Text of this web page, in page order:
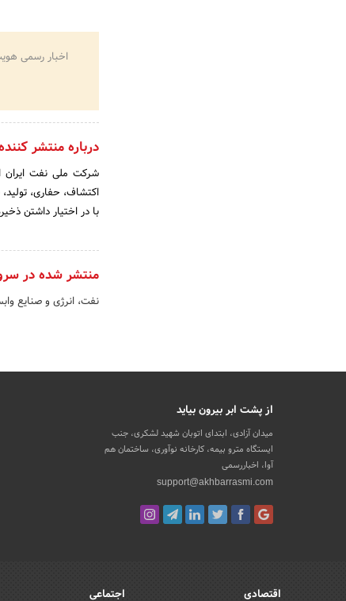
اخبار رسمی
درباره منتشر
اکتشاف، حفاری،
با در اختیار داشتن
منتشر شده در
نفت، انرژی و صنایع
از پشت ابر بیرون بیاید
میدان آزادی، ابتدای اتوبان شهید لشکری، جنب
ایستگاه مترو بیمه، کارخانه نوآوری، ساختمان هم
آوا، اخباررسمی
support@akhbarrasmi.com
اقتصادی اجتماعی